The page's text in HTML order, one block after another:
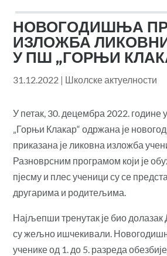
НОВОГОДИШЊА
ИЗЛОЖБА
У ПШ „ГОРЊИ
31.12.2022 | Школске актуелности
У петак, 30. децембра 2022. године
„Горњи Клакар“ одржана је
приказана је ликовна изложба
Разноврсним програмом који је
пјесму и плес ученици су се
другарима и родитељима.
Најљепши тренутак је био долазак
су жељно ишчекивали.
ученике од 1. до 5. разреда